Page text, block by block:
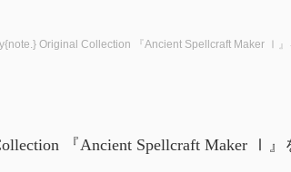
Original Collection 『Ancient Spellcraft Maker Ⅰ』
『Ancient Spellcraft Maker Ⅰ